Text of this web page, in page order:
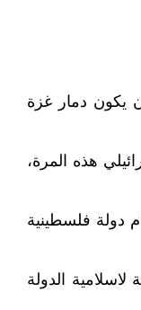
يكون دمار غزة
هذه المرة،
دولة فلسطينية
الدولة